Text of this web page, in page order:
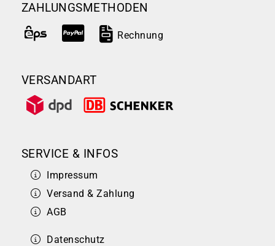
ZAHLUNGSMETHODEN
Rechnung
VERSANDART
SERVICE & INFOS
Impressum
Versand & Zahlung
AGB
Datenschutz